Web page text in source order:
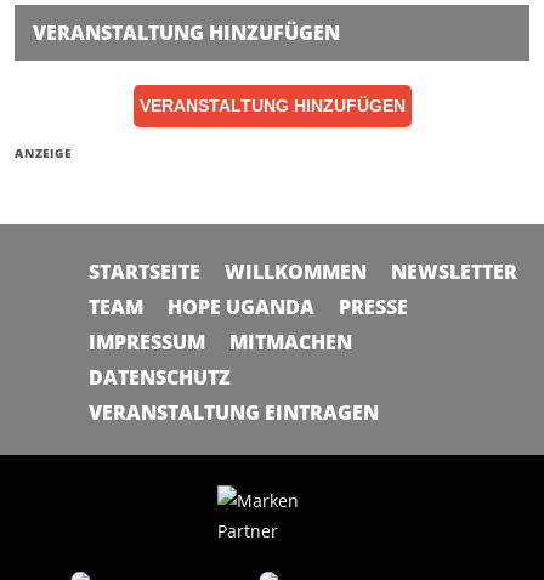
VERANSTALTUNG HINZUFÜGEN
VERANSTALTUNG HINZUFÜGEN
ANZEIGE
STARTSEITE WILLKOMMEN
NEWSLETTER
TEAM
HOPE UGANDA
PRESSE
IMPRESSUM
MITMACHEN
DATENSCHUTZ
VERANSTALTUNG EINTRAGEN